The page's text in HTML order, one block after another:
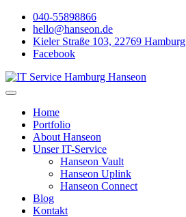
Skip
content
040-55898866
hello@hanseon.de
Kieler Straße 103, 22769 Hamburg
Facebook
Home
Portfolio
About Hanseon
Unser IT-Service
Hanseon Vault
Hanseon Uplink
Hanseon Connect
Blog
Kontakt